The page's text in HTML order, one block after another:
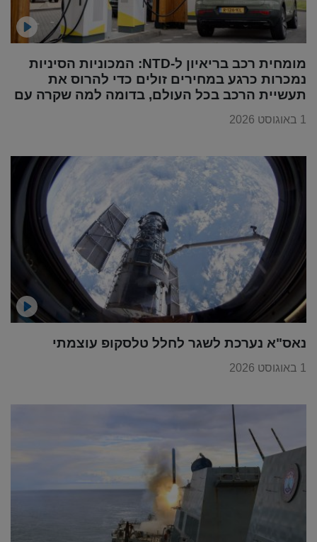
מומחית רכב בריאיון ל-NTD: המכוניות הסיניות
נמכרות כרגע במחירים זולים כדי להרוס את
תעשיית הרכב בכל העולם, בדומה למה שקרה עם
1 באוגוסט 2026
נאס"א נערכת לשגר לחלל טלסקופ עוצמתי
1 באוגוסט 2026